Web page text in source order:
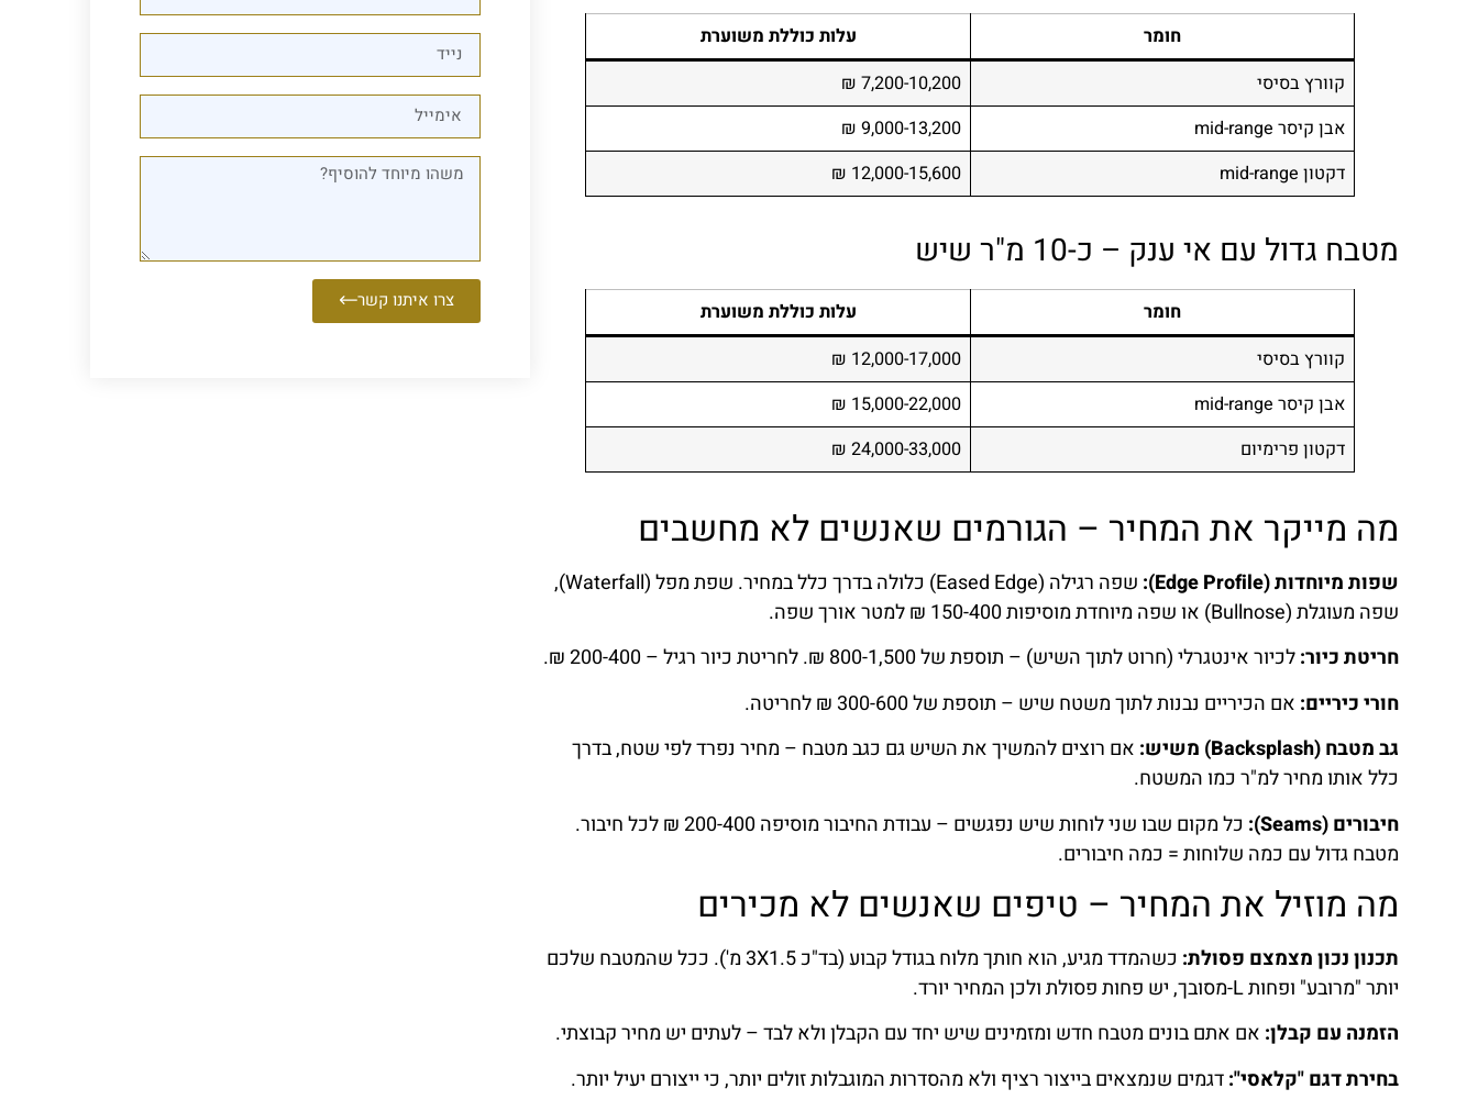
חומר
עלות כוללת משוערת
קוורץ בסיסי
7,200-10,200 ₪
אבן קיסר mid-range
9,000-13,200 ₪
דקטון mid-range
12,000-15,600 ₪
מטבח גדול עם אי ענק – כ-10 מ"ר שיש
חומר
עלות כוללת משוערת
קוורץ בסיסי
12,000-17,000 ₪
אבן קיסר mid-range
15,000-22,000 ₪
דקטון פרימיום
24,000-33,000 ₪
מה מייקר את המחיר – הגורמים שאנשים לא מחשבים
שפות מיוחדות (Edge Profile):
שפה רגילה (Eased Edge) כלולה בדרך כלל במחיר. שפת מפל (Waterfall),
שפה מעוגלת (Bullnose) או שפה מיוחדת מוסיפות 150-400 ₪ למטר אורך שפה.
חריטת כיור:לכיור אינטגרלי (חרוט לתוך השיש) – תוספת של 800-1,500 ₪. לחריטת כיור רגיל – 200-400 ₪.
חורי כיריים: אם הכיריים נבנות לתוך משטח שיש – תוספת של 300-600 ₪ לחריטה.
גב מטבח (Backsplash) משיש:
אם רוצים להמשיך את השיש גם כגב מטבח – מחיר נפרד לפי שטח, בדרך
כלל אותו מחיר למ"ר כמו המשטח.
חיבורים (Seams):
כל מקום שבו שני לוחות שיש נפגשים – עבודת החיבור מוסיפה 200-400 ₪ לכל חיבור.
מטבח גדול עם כמה שלוחות = כמה חיבורים.
מה מוזיל את המחיר – טיפים שאנשים לא מכירים
תכנון נכון מצמצם פסולת:
כשהמדד מגיע, הוא חותך מלוח בגודל קבוע (בד"כ 3X1.5 מ'). ככל שהמטבח שלכם
יותר "מרובע" ופחות L-מסובך, יש פחות פסולת ולכן המחיר יורד.
הזמנה עם קבלן: אם אתם בונים מטבח חדש ומזמינים שיש יחד עם הקבלן ולא לבד – לעתים יש מחיר קבוצתי.
בחירת דגם "קלאסי":דגמים שנמצאים בייצור רציף ולא מהסדרות המוגבלות זולים יותר, כי ייצורם יעיל יותר.
צרו איתנו קשר